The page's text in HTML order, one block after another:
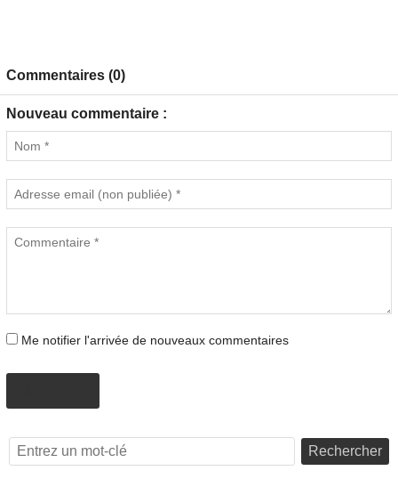
Commentaires (0)
Nouveau commentaire :
Me notifier l'arrivée de nouveaux commentaires
Rechercher